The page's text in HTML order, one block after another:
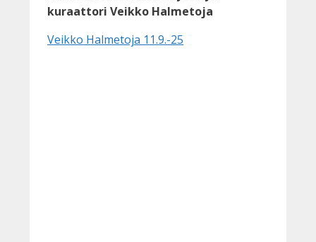
kuraattori Veikko Halmetoja
Veikko Halmetoja 11.9.-25